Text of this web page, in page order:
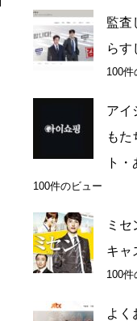
監査
らす
100件
アイ
も
ト
100件のビュー
ミ
キ
100件
よく